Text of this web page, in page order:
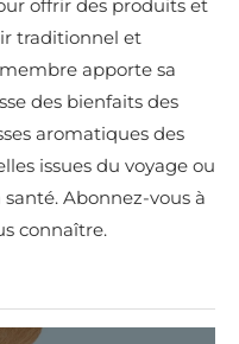
offrir des produits et
traditionnel et
apporte sa
des bienfaits des
aromatiques des
issues du voyage ou
Abonnez-vous à
connaître.